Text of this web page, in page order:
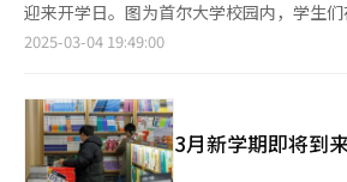
增至180所，明年或将超过200所。今年停
中小学占77.5%（38所）。 尽管学龄人口持续减少，但课外辅导
市场呈现持续升温态势。数据显示，2023年
统计相关数据的2007年（20万亿韩元）增
导费用进一步攀升至39.2万亿韩元，凸显出
悉，学生人均课外辅导费用也从22.2万韩元
元，翻了一番。 据分析，这一现象与韩国社会日益加剧的"医科大
迎来开学日。图为首尔大学校园内，学生们
2025-03-04 19:49:00
3月新学期即将到